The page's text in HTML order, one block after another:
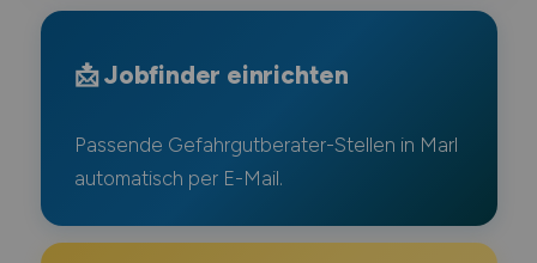
📩 Jobfinder einrichten
Passende Gefahrgutberater-Stellen in Marl
automatisch per E-Mail.